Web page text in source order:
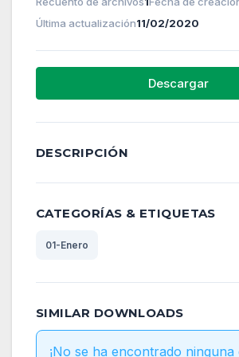
Última actualización11/02/2020
Descargar
DESCRIPCIÓN
CATEGORÍAS & ETIQUETAS
01-Enero
SIMILAR DOWNLOADS
¡No se ha encontrado ninguna